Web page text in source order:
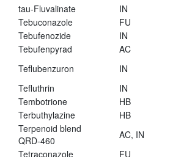
tau-Fluvalinate
IN
Tebuconazole
FU
Tebufenozide
IN
Tebufenpyrad
AC
Teflubenzuron
IN
Tefluthrin
IN
Tembotrione
HB
Terbuthylazine
HB
Terpenoid blend
QRD-460
AC, IN
Tetraconazole
FU